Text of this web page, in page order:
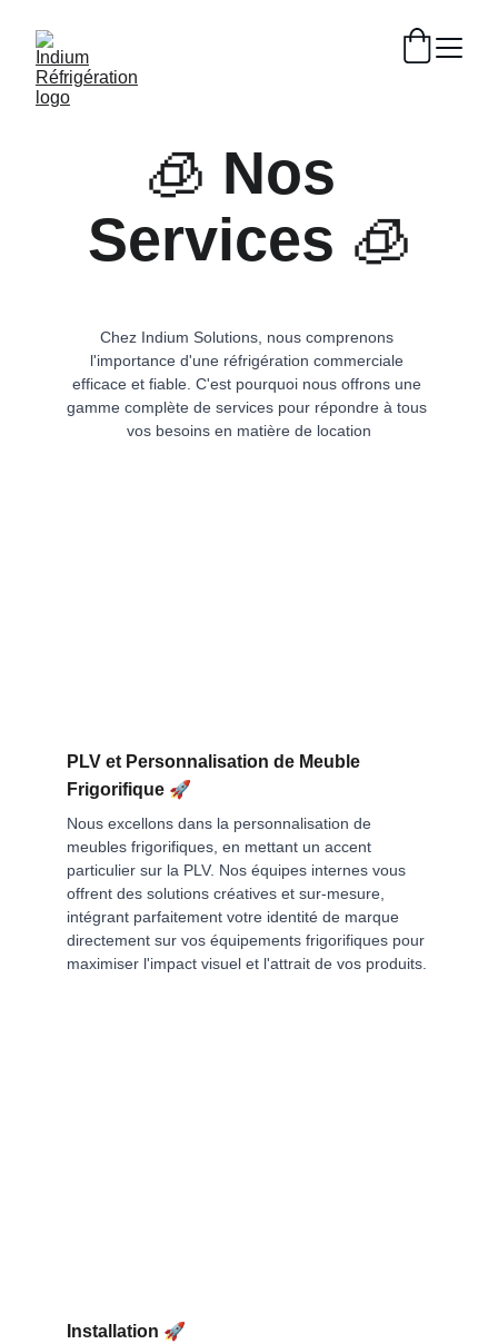
🧊 Nos
Services 🧊
Chez Indium Solutions, nous comprenons
l'importance d'une réfrigération commerciale
efficace et fiable. C'est pourquoi nous offrons une
gamme complète de services pour répondre à tous
vos besoins en matière de location
PLV et Personnalisation de Meuble
Frigorifique 🚀
Nous excellons dans la personnalisation de
meubles frigorifiques, en mettant un accent
particulier sur la PLV. Nos équipes internes vous
offrent des solutions créatives et sur-mesure,
intégrant parfaitement votre identité de marque
directement sur vos équipements frigorifiques pour
maximiser l'impact visuel et l'attrait de vos produits.
Installation 🚀